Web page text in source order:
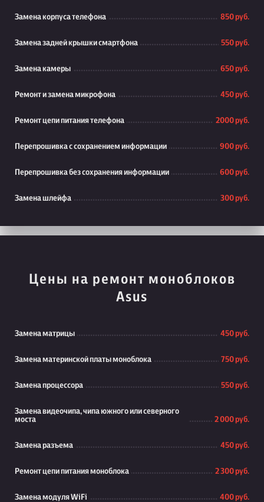
Замена корпуса телефона 850 руб.
Замена задней крышки смартфона 550 руб.
Замена камеры 650 руб.
Ремонт и замена микрофона 450 руб.
Ремонт цепи питания телефона 2000 руб.
Перепрошивка с сохранением информации 900 руб.
Перепрошивка без сохранения информации 600 руб.
Замена шлейфа 300 руб.
Цены на ремонт моноблоков
Asus
Замена матрицы 450 руб.
Замена материнской платы моноблока 750 руб.
Замена процессора 550 руб.
Замена видеочипа, чипа южного или северного
моста
2 000 руб.
Замена разъема 450 руб.
Ремонт цепи питания моноблока 2 300 руб.
Замена модуля WiFi 400 руб.